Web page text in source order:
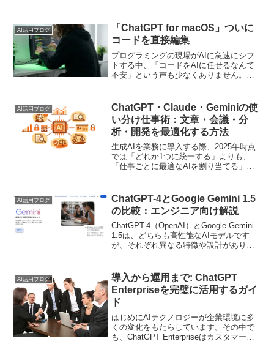
AI活用ブログ
「ChatGPT for macOS」ついに
コードを直接編集
プログラミングの現場がAIに急速にシフ
トする中、「コードをAIに任せるなんて
不安」という声も少なくありません。し
のをご存じでしょうか？今回ご紹介する
ChatGPT fo...
AI活用ブログ
ChatGPT・Claude・Geminiの使
い分け仕事術：文章・会議・分
析・開発を最適化する方法
生成AIを業務に導入する際、2025年時点
では「どれか1つに統一する」よりも、
「仕事ごとに最適なAIを割り当てる」ほ
Claude、アイデア出しはChatGPT、リサ
ーチ...
AI活用ブログ
ChatGPT-4とGoogle Gemini 1.5
の比較：エンジニア向け解説
ChatGPT-4（OpenAI）とGoogle Gemini
1.5は、どちらも高性能なAIモデルです
が、それぞれ異なる特徴や設計がありま
るかを決定する際に役立つポイントを紹
介し、API設計、トークン数制限、モデル
の動作やトレーニングデータの違いにつ
いて詳述します。
AI活用ブログ
導入から運用まで: ChatGPT
Enterpriseを完璧に活用するガイ
ド
はじめにAIテクノロジーが企業環境に多
くの変化をもたらしています。その中で
も、ChatGPT Enterpriseはカスタマーサ